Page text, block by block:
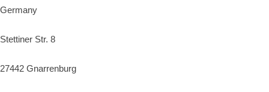
Germany
Stettiner Str. 8
27442 Gnarrenburg